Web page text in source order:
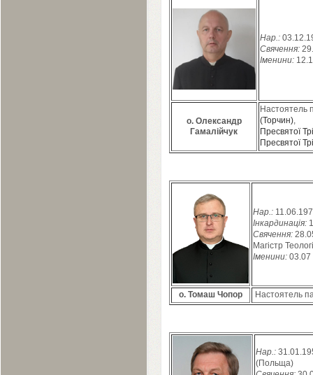
Нар.: 03.12.
Свячення: 29.
Іменини: 12.
о. Олександр
Гамалійчук
Настоятель
(Торчин),
Пресвятої
Пресвятої
Нар.: 11.06.
Інкардинація:
Свячення: 28.
Магістр
Іменини: 03.07
о. Томаш Чопор Настоятель
Нар.: 31.01.
(Польща)